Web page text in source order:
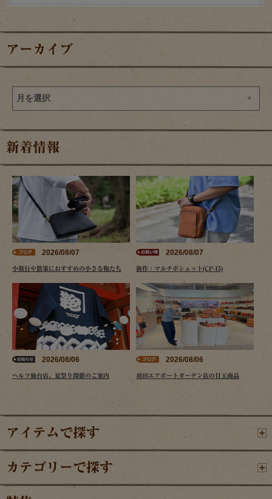
アーカイブ
新着情報
2026/08/07
小旅行や散策におすすめの小さな鞄たち
2026/08/07
新作：マルチポシェット(CP-15)
2026/08/06
ヘルツ仙台店、夏祭り開催のご案内
2026/08/06
羽田エアポートガーデン店の目玉商品
アイテムで探す
カテゴリーで探す